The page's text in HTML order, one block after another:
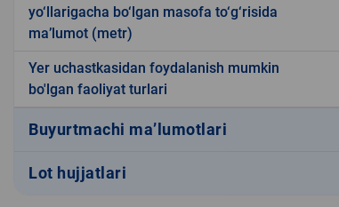
yo‘llarigacha bo‘lgan masofa to‘g‘risida
ma’lumot (metr)
Yer uchastkasidan foydalanish mumkin
bo'lgan faoliyat turlari
Buyurtmachi ma’lumotlari
Lot hujjatlari